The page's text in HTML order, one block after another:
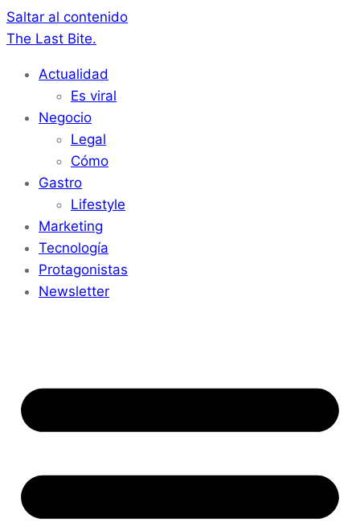
Saltar al contenido
The Last Bite.
Actualidad
Es viral
Negocio
Legal
Cómo
Gastro
Lifestyle
Marketing
Tecnología
Protagonistas
Newsletter